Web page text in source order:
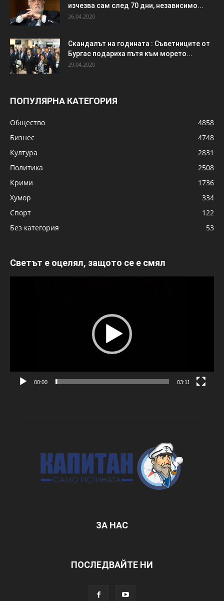
изчезва сам след 70 дни, независимо...
26.04.2020
Скандалът на годината : Съветниците от
Бургас подариха пътя към морето...
29.04.2020
ПОПУЛЯРНА КАТЕГОРИЯ
Общество
4858
Бизнес
4748
Култура
2831
Политика
2508
Крими
1736
Хумор
334
Спорт
122
Без категория
53
Светът е оцелял, защото се е смял
00:00 03:11
ЗА НАС
ПОСЛЕДВАЙТЕ НИ